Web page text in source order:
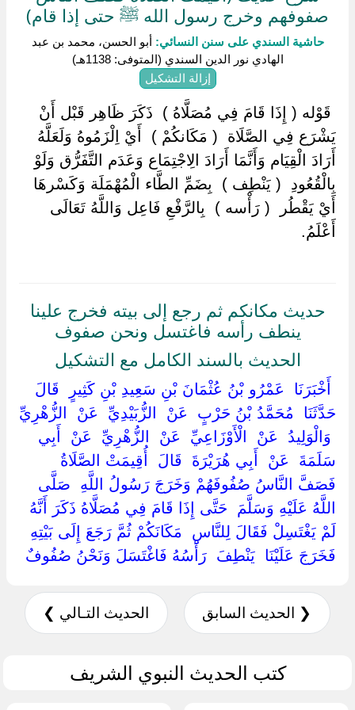
صفوفهم وخرج رسول الله ﷺ حتى إذا قام)
حاشية السندي على سنن النسائي: أبو الحسن، محمد بن عبد
الهادي نور الدين السندي (المتوفى: 1138هـ)
إزالة التشكيل
‏ ‏قَوْله ( إِذَا قَامَ فِي مُصَلَّاهُ ) ‏ ‏ذَكَرَ ظَاهِر قَبْل أَنْ
يَشْرَع فِي الصَّلَاة ‏ ‏( مَكَانكُمْ ) ‏ ‏أَيْ اِلْزَمُوهُ وَلَعَلَّهُ
أَرَادَ الْقِيَام وَأَنَّمَا أَرَادَ الِاجْتِمَاع وَعَدَم التَّفَرُّق وَلَوْ
بِالْقُعُودِ ‏ ‏( يَنْطِف ) ‏ ‏بِضَمِّ الطَّاء الْمُهْمَلَة وَكَسْرهَا
أَيْ يَقْطُر ‏ ‏( رَأْسه ) ‏ ‏بِالرَّفْعِ فَاعِل وَاللَّهُ تَعَالَى
أَعْلَمُ.
حديث مكانكم ثم رجع إلى بيته فخرج علينا
ينطف رأسه فاغتسل ونحن صفوف
الحديث بالسند الكامل مع التشكيل
‏ ‏أَخْبَرَنَا ‏ ‏عَمْرُو بْنُ عُثْمَانَ بْنِ سَعِيدِ بْنِ كَثِيرٍ ‏ ‏قَالَ
حَدَّثَنَا ‏ ‏مُحَمَّدُ بْنُ حَرْبٍ ‏ ‏عَنْ ‏ ‏الزُّبَيْدِيِّ ‏ ‏عَنْ ‏ ‏الزُّهْرِيِّ
‏ ‏وَالْوَلِيدُ ‏ ‏عَنْ ‏ ‏الْأَوْزَاعِيِّ ‏ ‏عَنْ ‏ ‏الزُّهْرِيِّ ‏ ‏عَنْ ‏ ‏أَبِي
سَلَمَةَ ‏ ‏عَنْ ‏ ‏أَبِي هُرَيْرَةَ ‏ ‏قَالَ ‏ ‏أُقِيمَتْ الصَّلَاةُ
فَصَفَّ النَّاسُ صُفُوفَهُمْ وَخَرَجَ رَسُولُ اللَّهِ ‏ ‏صَلَّى
اللَّهُ عَلَيْهِ وَسَلَّمَ ‏ ‏حَتَّى إِذَا قَامَ فِي مُصَلَّاهُ ذَكَرَ أَنَّهُ
لَمْ يَغْتَسِلْ فَقَالَ لِلنَّاسِ ‏ ‏مَكَانَكُمْ ثُمَّ رَجَعَ إِلَى بَيْتِهِ
فَخَرَجَ عَلَيْنَا ‏ ‏يَنْطِفَ ‏ ‏رَأْسُهُ فَاغْتَسَلَ وَنَحْنُ صُفُوفٌ ‏
❮ الحديث السابق الحديث التـالي ❯
كتب الحديث النبوي الشريف